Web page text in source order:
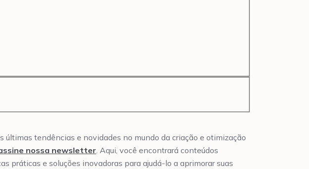
últimas tendências e novidades no mundo da criação e otimização
nossa newsletter . Aqui, você encontrará conteúdos
práticas e soluções inovadoras para ajudá-lo a aprimorar suas